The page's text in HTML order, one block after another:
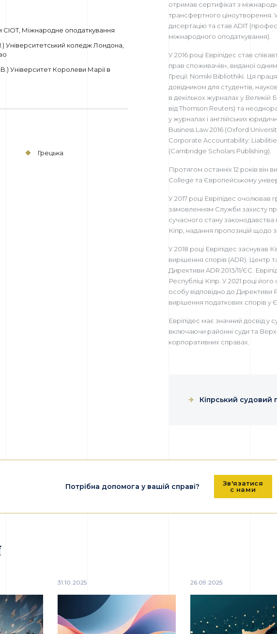
Міжнародне оподаткування
Університетський коледж Лондона,
Університет Королеви Марії в
Грецька
отримав сертифікат з
трансфертного ціноутворення. У
дисертацію та став ADIT
міжнародного оподаткування).
У 2016 році Евріпідес став
прав споживачів», виданої
Греції: Nomiki Bibliothiki. Ця
довідником для студентів,
в декількох журналах у Великій
від Thomson Reuters) та
у журналах і англійських
Business Law 2016 (Oxford
Corporate Accountability:
(Cambridge Scholars Publishing).
Протягом останніх 12 років він
College та Європейському
У 2017 році Евріпідес очолював
замовленням Служби захисту
сучасного стану законодавства
Кіпр, надання пропозицій щодо
У 2018 році Евріпідес заснував
вирішення спорів (ADR). Центр
Директиви ADR 2013/11/ЄС.
Республіці Кіпр. У 2021 році
особу відповідно до Директиви
вирішення податкових спорів у
Евріпідес має значний досвід у
включаючи районні суди та
корпоративних справах.
Кіпрський судовий
Потрібна допомога у вашій справі?
Зв'язатися
с нами
31.10.2025 26.09.2025